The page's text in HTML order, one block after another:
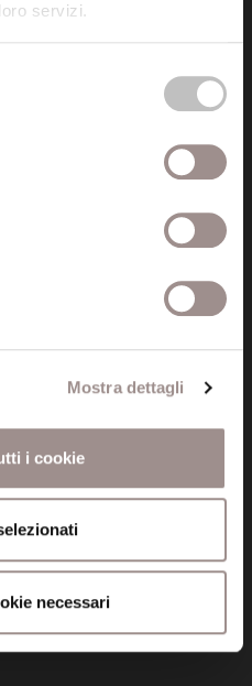
servizi.
Mostra dettagli
i cookie
necessari
San Carlo